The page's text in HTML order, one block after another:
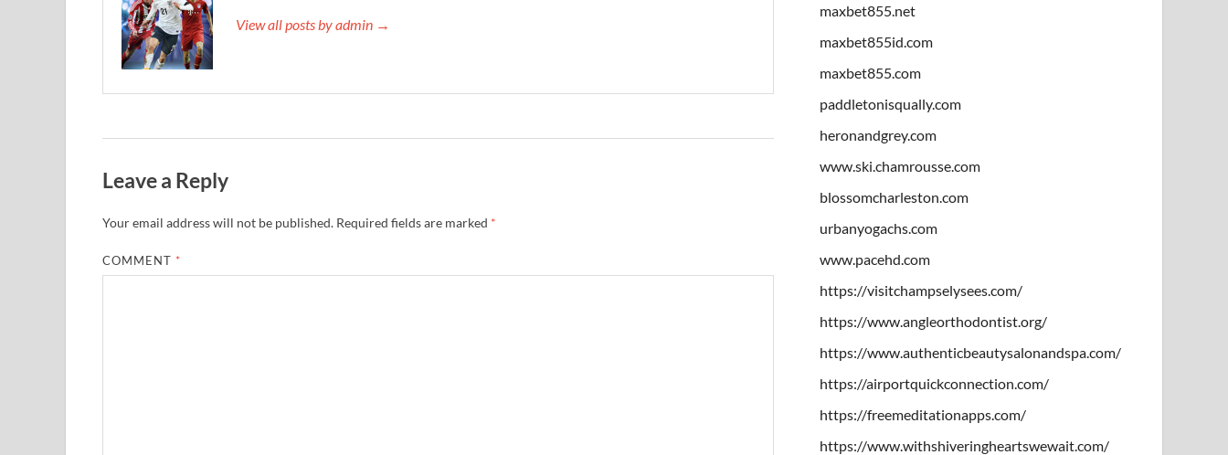
View all posts by admin →
Leave a Reply
Your email address will not be published. Required fields are marked *
COMMENT *
maxbet855.net
maxbet855id.com
maxbet855.com
paddletonisqually.com
heronandgrey.com
www.ski.chamrousse.com
blossomcharleston.com
urbanyogachs.com
www.pacehd.com
https://visitchampselysees.com/
https://www.angleorthodontist.org/
https://www.authenticbeautysalonandspa.com/
https://airportquickconnection.com/
https://freemeditationapps.com/
https://www.withshiveringheartswewait.com/